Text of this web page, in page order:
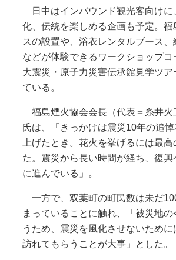
日中はインバウンド観光客向けに
化、伝統を楽しめる企画も予定。福
スの設置や、浴衣レンタルブース、
などが体験できるワークショップコ
大震災・原子力災害伝承館見学ツア
ている。
福島煙火協会会長（代表＝糸井火
氏は、「きっかけは震災10年の追
上げたとき。花火を挙げるには最
た。震災から長い時間が経ち、復興
に進んでいる」。
一方で、双葉町の町民数は未だ
まっていることに触れ、「被災地の
うため、震災を風化させないために
訪れてもらうことが大事」とした。